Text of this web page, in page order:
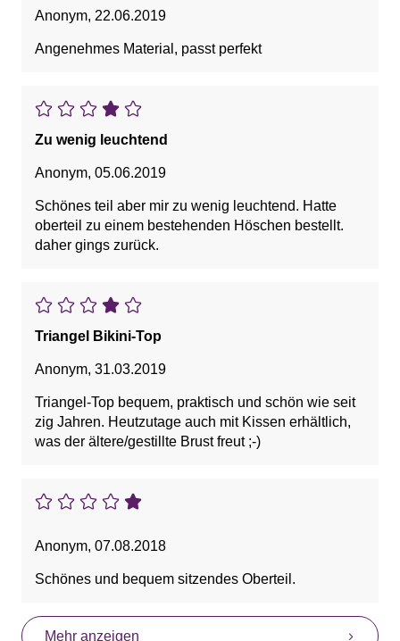
Anonym, 22.06.2019
Angenehmes Material, passt perfekt
Zu wenig leuchtend
Anonym, 05.06.2019
Schönes teil aber mir zu wenig leuchtend. Hatte
oberteil zu einem bestehenden Höschen bestellt.
daher gings zurück.
Triangel Bikini-Top
Anonym, 31.03.2019
Triangel-Top bequem, praktisch und schön wie seit
zig Jahren. Heutzutage auch mit Kissen erhältlich,
was der ältere/gestillte Brust freut ;-)
Anonym, 07.08.2018
Schönes und bequem sitzendes Oberteil.
Mehr anzeigen